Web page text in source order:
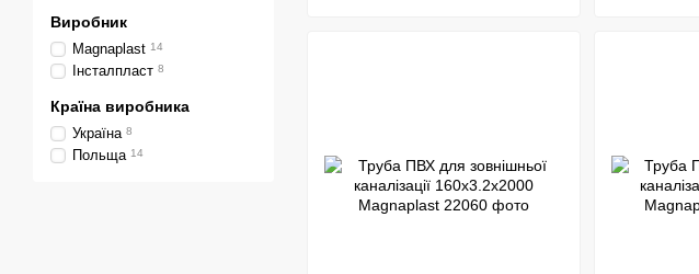
Виробник
Magnaplast 14
Інсталпласт 8
Країна виробника
Україна 8
Польща 14